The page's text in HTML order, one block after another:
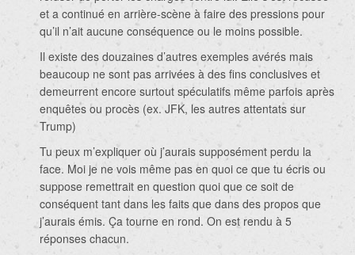
et a continué en arrière-scène à faire des pressions pour
qu’il n’ait aucune conséquence ou le moins possible.
Il existe des douzaines d’autres exemples avérés mais
beaucoup ne sont pas arrivées à des fins conclusives et
demeurrent encore surtout spéculatifs même parfois après
enquêtes ou procès (ex. JFK, les autres attentats sur
Trump)
Tu peux m’expliquer où j’aurais supposément perdu la
face. Moi je ne vois même pas en quoi ce que tu écris ou
suppose remettrait en question quoi que ce soit de
conséquent tant dans les faits que dans des propos que
j’aurais émis. Ça tourne en rond. On est rendu à 5
réponses chacun.